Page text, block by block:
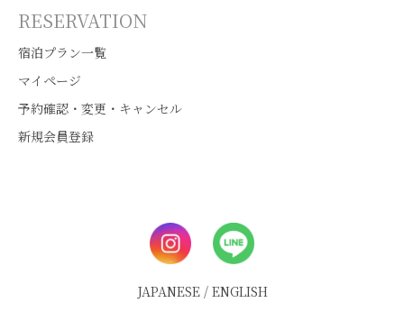
RESERVATION
宿泊プラン一覧
マイページ
予約確認・変更・キャンセル
新規会員登録
JAPANESE/ ENGLISH